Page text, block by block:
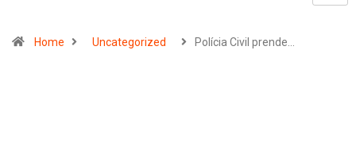
Home Uncategorized Polícia Civil prende…